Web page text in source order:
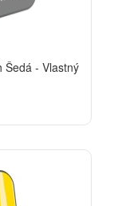
Šedá - Vlastný